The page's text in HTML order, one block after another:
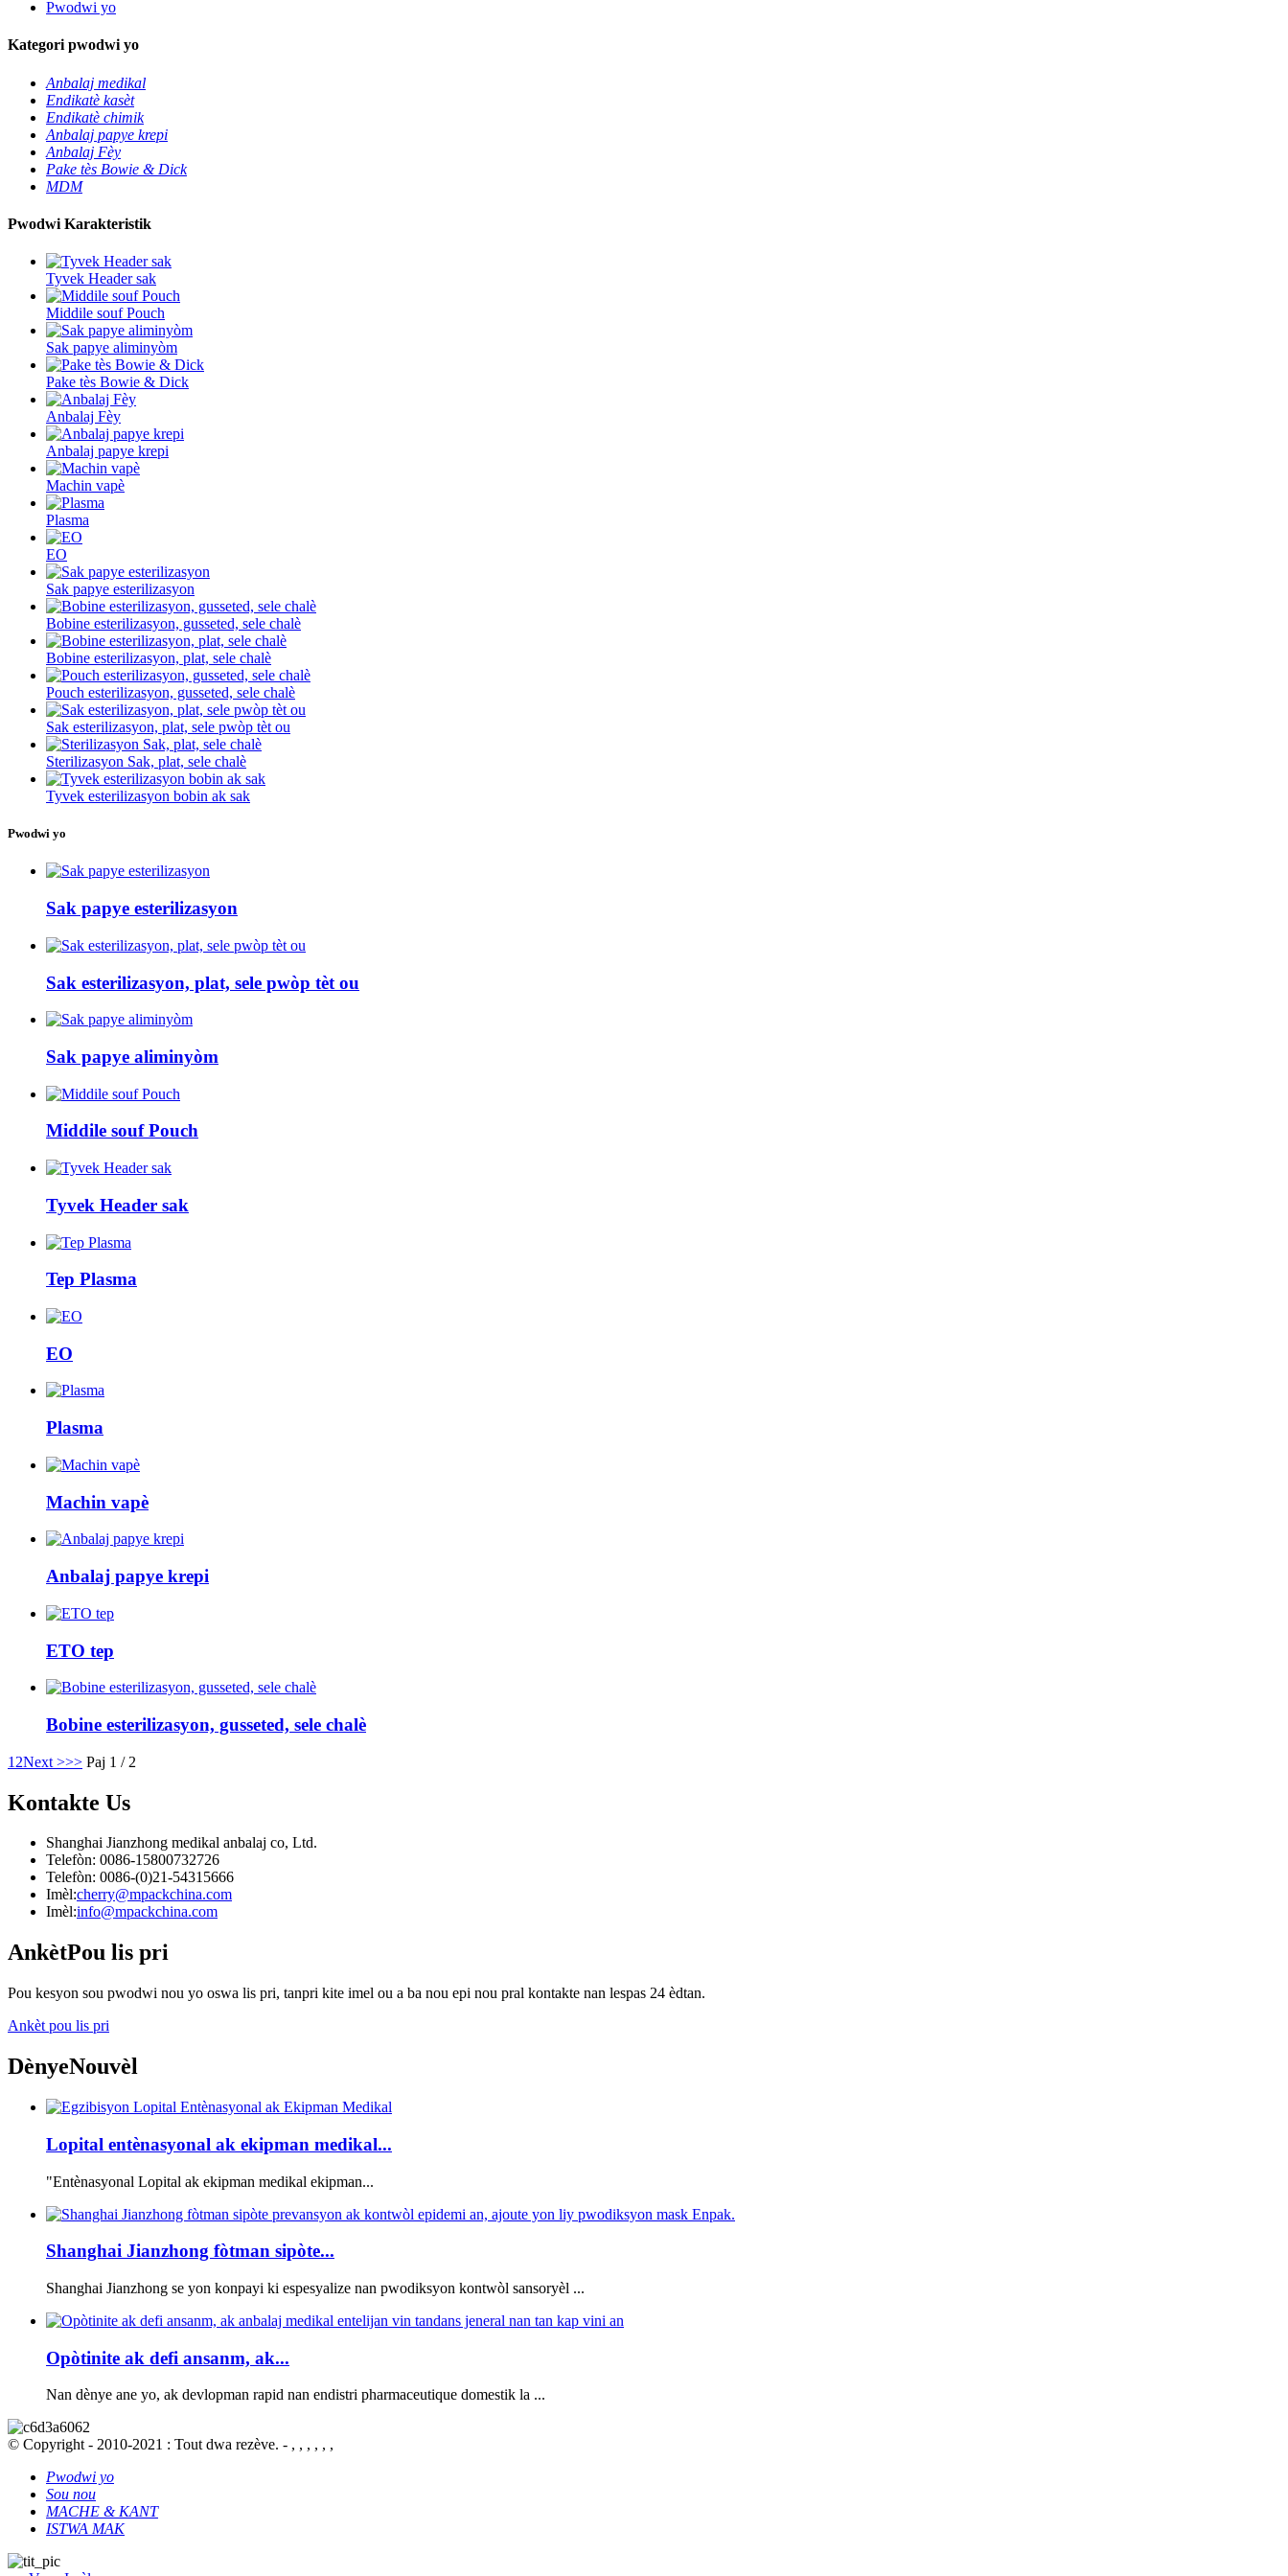
Pwodwi yo
Kategori pwodwi yo
Anbalaj medikal
Endikatè kasèt
Endikatè chimik
Anbalaj papye krepi
Anbalaj Fèy
Pake tès Bowie & Dick
MDM
Pwodwi Karakteristik
Tyvek Header sak
Middile souf Pouch
Sak papye aliminyòm
Pake tès Bowie & Dick
Anbalaj Fèy
Anbalaj papye krepi
Machin vapè
Plasma
EO
Sak papye esterilizasyon
Bobine esterilizasyon, gusseted, sele chalè
Bobine esterilizasyon, plat, sele chalè
Pouch esterilizasyon, gusseted, sele chalè
Sak esterilizasyon, plat, sele pwòp tèt ou
Sterilizasyon Sak, plat, sele chalè
Tyvek esterilizasyon bobin ak sak
Pwodwi yo
Sak papye esterilizasyon
Sak esterilizasyon, plat, sele pwòp tèt ou
Sak papye aliminyòm
Middile souf Pouch
Tyvek Header sak
Tep Plasma
EO
Plasma
Machin vapè
Anbalaj papye krepi
ETO tep
Bobine esterilizasyon, gusseted, sele chalè
1 2Next >>> Paj 1 / 2
Kontakte Us
Shanghai Jianzhong medikal anbalaj co, Ltd.
Telefòn: 0086-15800732726
Telefòn: 0086-(0)21-54315666
Imèl:cherry@mpackchina.com
Imèl:info@mpackchina.com
AnkètPou lis pri
Pou kesyon sou pwodwi nou yo oswa lis pri, tanpri kite imel ou a ba nou epi nou pral kontakte nan lespas 24 èdtan.
Ankèt pou lis pri
DènyeNouvèl
Lopital entènasyonal ak ekipman medikal...
"Entènasyonal Lopital ak ekipman medikal ekipman...
Shanghai Jianzhong fòtman sipòte...
Shanghai Jianzhong se yon konpayi ki espesyalize nan pwodiksyon kontwòl sansoryèl ...
Opòtinite ak defi ansanm, ak...
Nan dènye ane yo, ak devlopman rapid nan endistri pharmaceutique domestik la ...
© Copyright - 2010-2021 : Tout dwa rezève. - , , , , , ,
Pwodwi yo
Sou nou
MACHE & KANT
ISTWA MAK